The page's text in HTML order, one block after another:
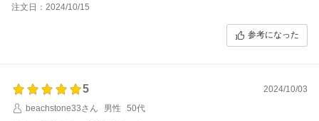
注文日：2024/10/15
参考になった
5
2024/10/03
beachstone33さん
男性
50代